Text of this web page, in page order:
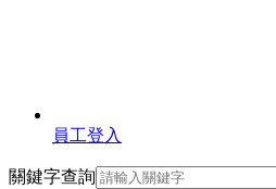
員工登入
關鍵字查詢